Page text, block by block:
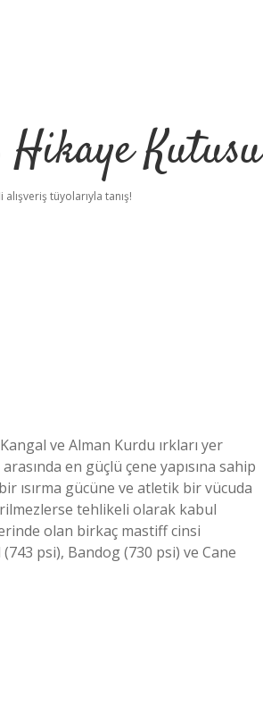
Kutusu
alışveriş tüyolarıyla tanış!
ve Alman Kurdu ırkları yer
en güçlü çene yapısına sahip
ısırma gücüne ve atletik bir vücuda
tehlikeli olarak kabul
olan birkaç mastiff cinsi
psi), Bandog (730 psi) ve Cane